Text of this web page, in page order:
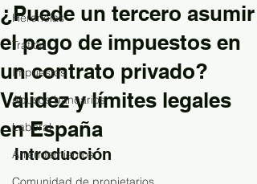
Herencias
Tráfico
Impuestos
Abusos bancarios
Laboral
Arrendamientos
¿Puede un tercero asumir
el pago de impuestos en
un contrato privado?
Validez y límites legales
en España
Introducción